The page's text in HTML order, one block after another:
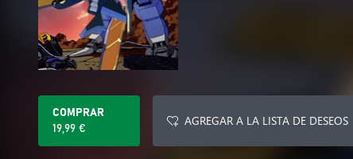
COMPRAR
19,99 €
AGREGAR A LA LISTA DE DESEOS